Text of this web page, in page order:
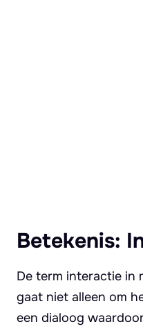
Betekenis:
De term interactie in
gaat niet alleen om
een dialoog